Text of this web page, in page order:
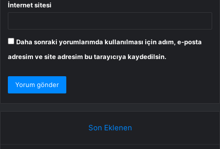
İnternet sitesi
Daha sonraki yorumlarımda kullanılması için adım, e-posta
adresim ve site adresim bu tarayıcıya kaydedilsin.
Son Eklenen